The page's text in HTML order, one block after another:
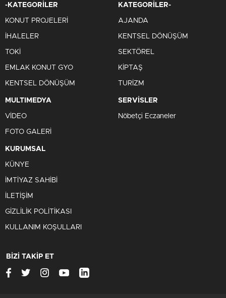
-KATEGORİLER
KONUT PROJELERİ
İHALELER
TOKİ
EMLAK KONUT GYO
KENTSEL DÖNÜŞÜM
KATEGORİLER-
AJANDA
KENTSEL DÖNÜŞÜM
SEKTÖREL
KİPTAŞ
TURİZM
MULTIMEDYA
VİDEO
FOTO GALERİ
SERVİSLER
Nöbetçi Eczaneler
KURUMSAL
KÜNYE
İMTİYAZ SAHİBİ
İLETİŞİM
GİZLİLİK POLİTİKASI
KULLANIM KOŞULLARI
BİZİ TAKİP ET